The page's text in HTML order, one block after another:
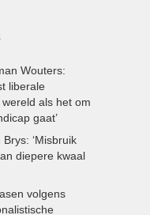
Wouters:
liberale
als het om
gaat’
Brys: ‘Misbruik
diepere kwaal
volgens